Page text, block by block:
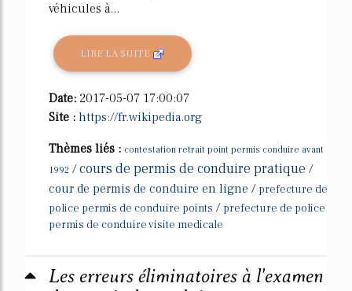
véhicules à...
LIRE LA SUITE
Date: 2017-05-07 17:00:07
Site : https://fr.wikipedia.org
Thèmes liés : contestation retrait point permis conduire avant
1992 /cours de permis de conduire pratique /
cour de permis de conduire en ligne / prefecture de
police permis de conduire points / prefecture de police
permis de conduire visite medicale
Les erreurs éliminatoires à l'examen